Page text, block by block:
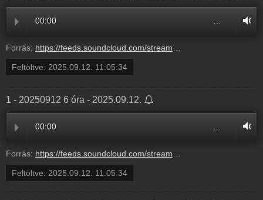
00:00 …
Forrás: https://feeds.soundcloud.com/stream/2169330645-balazsek-3-hazas-ferfiak-tanacsai-szingli-pasiknak-3.mp3
Feltöltve: 2025.09.12. 11:05:34
1 - 20250912 6 óra - 2025.09.12.
00:00
Forrás: https://feeds.soundcloud.com/stream/2169330642-balazsek-1-20250912-6-ora-1.mp3
Feltöltve: 2025.09.12. 11:05:34